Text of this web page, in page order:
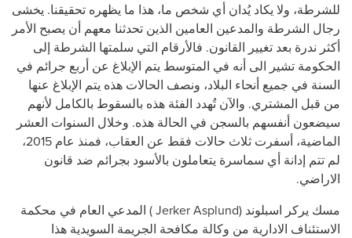
للشرطة، ولا يكاد يُدان أي شخص ما، هذا ما يظهره تحقيقنا. يخشى
رجال الشرطة والمدعين العامين الذين تحدثنا معهم أن يصبح الأمر
أكثر ندرة بعد تغيير القانون. فالأرقام التي سلمتها الشرطة إلى
الحكومة تشير الى أنه في المتوسط يتم الإبلاغ عن أربع جرائم في
السنة في جميع أنحاء البلاد، ونصف الحالات هذه يتم الإبلاغ عنها
من قبل المشتري. والآن تُهدد الفئة هذه بالسقوط بالكامل لأنهم
سيضعون أنفسهم بالسجن في الحالة هذه. وخلال السنوات العشر
الماضية، أسفرت ثلاث حالات فقط عن العقاب، فمنذ عام 2015،
لم تتم إدانة أي سماسرة يتعاملون بالأسود بجرائم ضد قانون
الاراضي.
مسك يركر اسبلوند (Jerker Asplund ) المدعي العام في محكمة
الاستئناف الادارية من وكالة مكافحة الجريمة السويدية هذا